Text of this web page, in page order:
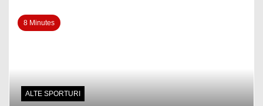
8 Minutes
ALTE SPORTURI